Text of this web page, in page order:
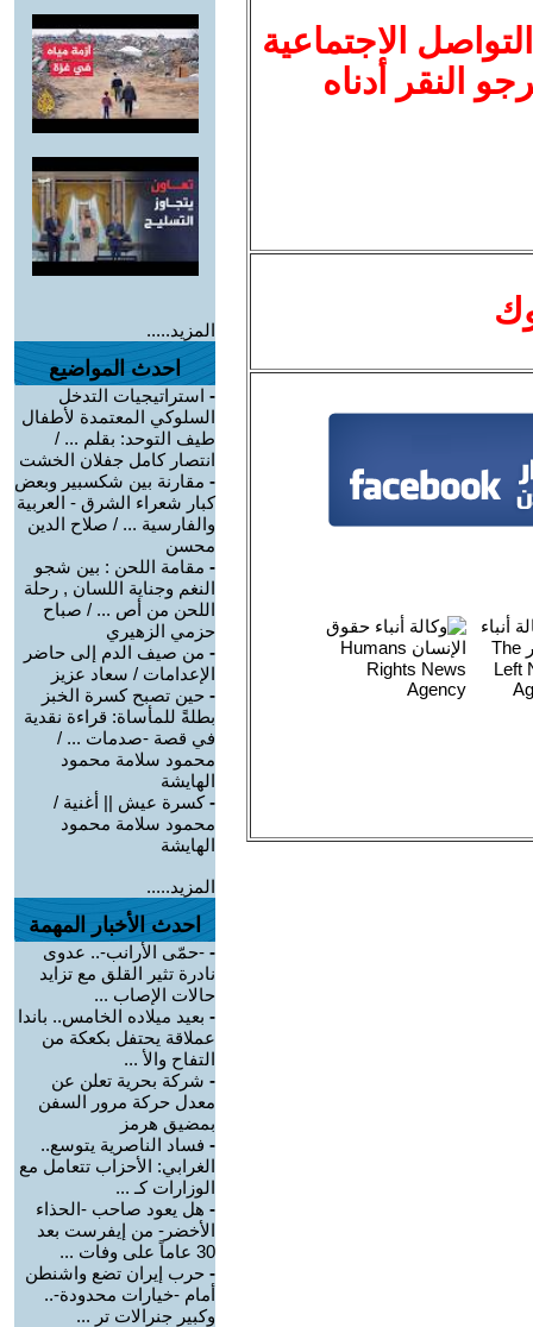
الاجتماعية
النقر أدناه
المزيد.....
احدث المواضيع
- استراتيجيات التدخل
السلوكي المعتمدة لأطفال
طيف التوحد: بقلم ... /
انتصار كامل جفلان الخشت
- مقارنة بين شكسبير وبعض
كبار شعراء الشرق - العربية
والفارسية ... / صلاح الدين
محسن
- مقامة اللحن : بين شجو
النغم وجناية اللسان , رحلة
اللحن من أص ... / صباح
حزمي الزهيري
- من صيف الدم إلى حاضر
الإعدامات / سعاد عزيز
- حين تصبح كسرة الخبز
بطلةً للمأساة: قراءة نقدية
في قصة -صدمات ... /
محمود سلامة محمود
الهايشة
-كسرة عيش || أغنية /
محمود سلامة محمود
الهايشة
المزيد.....
احدث الأخبار المهمة
- -حمّى الأرانب-.. عدوى
نادرة تثير القلق مع تزايد
حالات الإصاب ...
- بعيد ميلاده الخامس.. باندا
عملاقة يحتفل بكعكة من
التفاح والأ ...
- شركة بحرية تعلن عن
معدل حركة مرور السفن
بمضيق هرمز
- فساد الناصرية يتوسع..
الغرابي: الأحزاب تتعامل مع
الوزارات كـ ...
- هل يعود صاحب -الحذاء
الأخضر- من إيفرست بعد
30 عاماً على وفات ...
- حرب إيران تضع واشنطن
أمام -خيارات محدودة-..
وكبير جنرالات تر ...